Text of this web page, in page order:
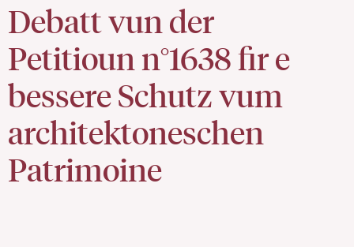
Debatt vun der
Petitioun n°1638 fir e
bessere Schutz vum
architektoneschen
Patrimoine